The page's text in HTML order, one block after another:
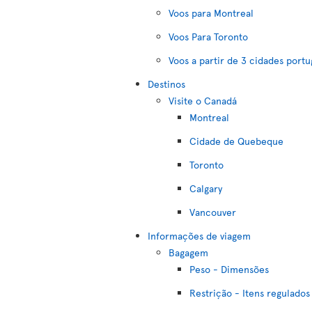
Voos para Montreal
Voos Para Toronto
Voos a partir de 3 cidades
Destinos
Visite o Canadá
Montreal
Cidade de Quebeque
Toronto
Calgary
Vancouver
Informações de viagem
Bagagem
Peso - Dimensões
Restrição - Itens regulados